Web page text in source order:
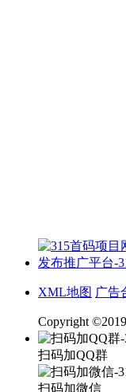
XML地图 广告
Copyright
扫码加QQ群
扫码加微信